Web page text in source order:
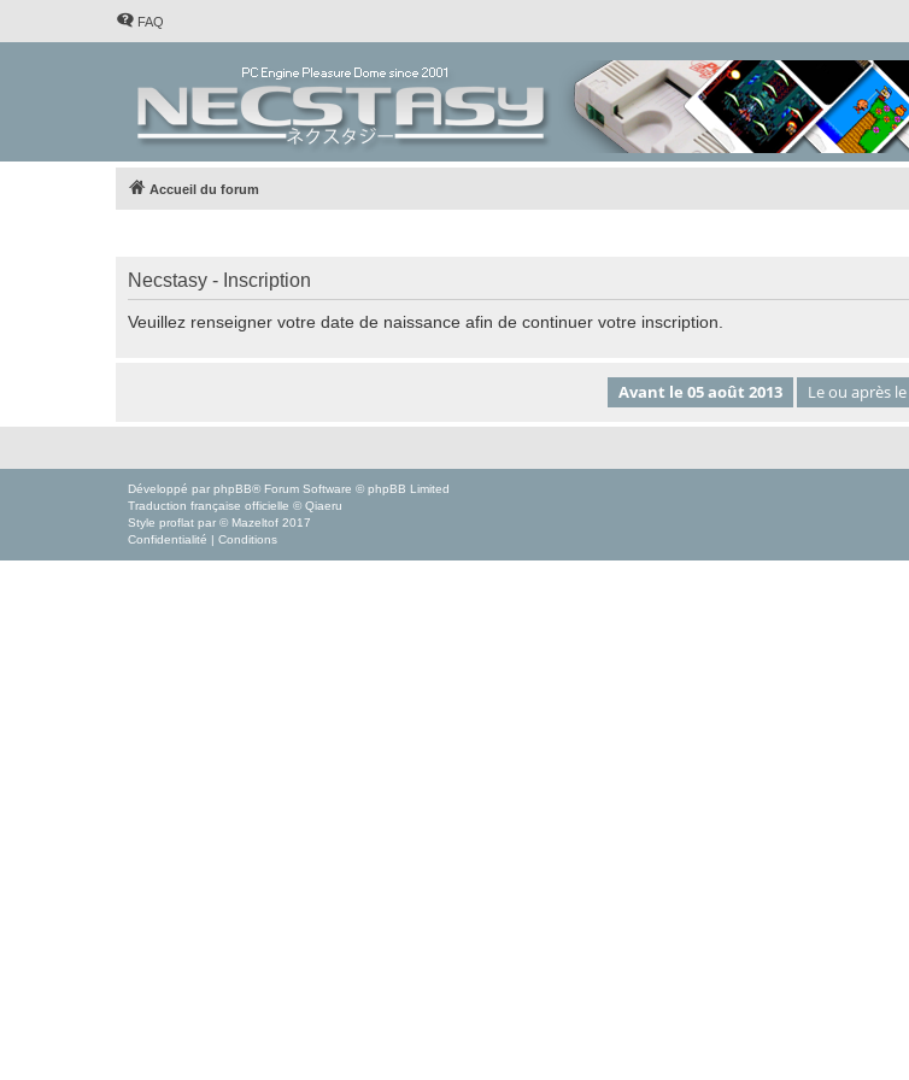
FAQ
Accueil du forum
Necstasy - Inscription
Veuillez renseigner votre date de naissance afin de continuer votre inscription.
Développé par phpBB® Forum Software © phpBB Limited
Traduction française officielle © Qiaeru
Style proflat par © Mazeltof 2017
Confidentialité | Conditions